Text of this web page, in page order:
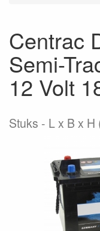
Centrac
Semi-
12 Volt
Stuks L x B x